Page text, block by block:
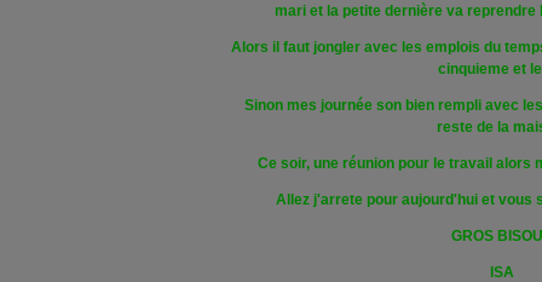
mari et la petite dernière va
Alors il faut jongler avec les emplois du
cinquieme et le
Sinon mes journée son bien rempli avec
reste de la
Ce soir, une réunion pour le travail alors
Allez j'arrete pour aujourd'hui et vous
GROS
ISA